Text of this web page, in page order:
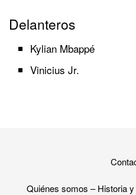
Delanteros
Kylian Mbappé
Vinicius Jr.
Quiénes somos – Historia